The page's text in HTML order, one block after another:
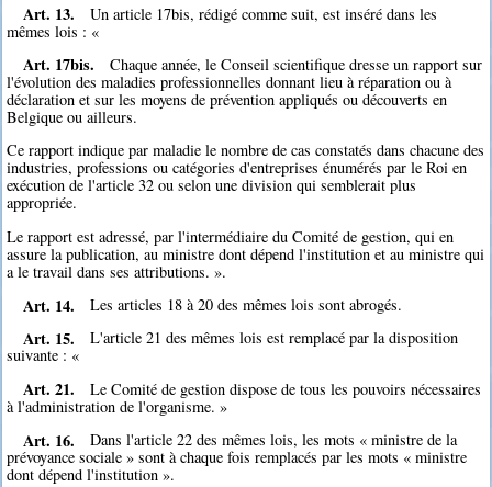
Art. 13.
Un article 17bis, rédigé comme suit, est inséré dans les
mêmes lois : «
Art. 17bis.
Chaque année, le Conseil scientifique dresse un rapport sur
l'évolution des maladies professionnelles donnant lieu à réparation ou à
déclaration et sur les moyens de prévention appliqués ou découverts en
Belgique ou ailleurs.
Ce rapport indique par maladie le nombre de cas constatés dans chacune des
industries, professions ou catégories d'entreprises énumérés par le Roi en
exécution de l'article 32 ou selon une division qui semblerait plus
appropriée.
Le rapport est adressé, par l'intermédiaire du Comité de gestion, qui en
assure la publication, au ministre dont dépend l'institution et au ministre qui
a le travail dans ses attributions. ».
Art. 14. Les articles 18 à 20 des mêmes lois sont abrogés.
Art. 15.
L'article 21 des mêmes lois est remplacé par la disposition
suivante : «
Art. 21.
Le Comité de gestion dispose de tous les pouvoirs nécessaires
à l'administration de l'organisme. »
Art. 16.
Dans l'article 22 des mêmes lois, les mots « ministre de la
prévoyance sociale » sont à chaque fois remplacés par les mots « ministre
dont dépend l'institution ».